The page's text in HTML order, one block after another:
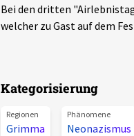
Bei den dritten
welcher zu Gast auf dem
Kategorisierung
Regionen
Grimma
Phänomene
Neonazismus